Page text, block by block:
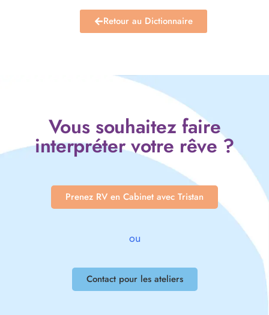
Retour au Dictionnaire
Vous souhaitez faire
interpréter votre rêve ?
Prenez RV en Cabinet avec Tristan
ou
Contact pour les ateliers